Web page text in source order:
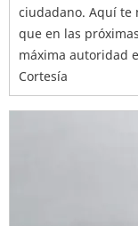
ciudadano. Aquí te
que en las
máxima autoridad
Cortesía